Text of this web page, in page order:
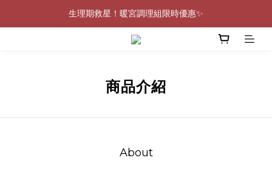
0805-0808指定商品滿$2000結帳88折💖
生理期救星！暖宮調理組限時優惠✨
0805-0808指定商品滿$2000結帳88折💖
商品介紹
About